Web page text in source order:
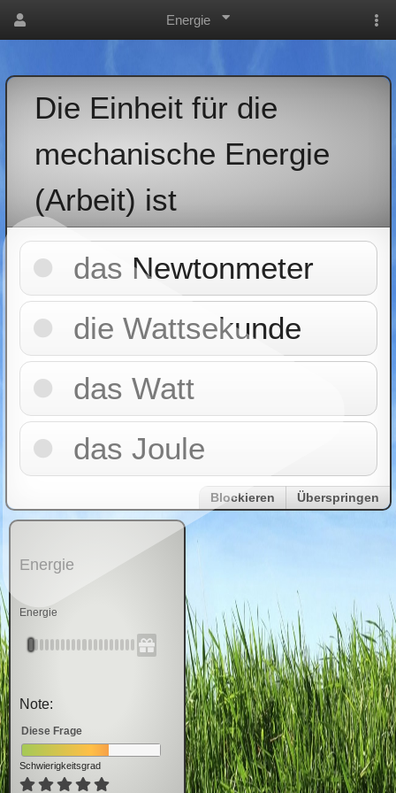
Energie
Die Einheit für die
mechanische Energie
(Arbeit) ist
das Newtonmeter
die Wattsekunde
das Watt
das Joule
Blockieren Überspringen
Energie
Energie
Note:
Diese Frage
Schwierigkeitsgrad